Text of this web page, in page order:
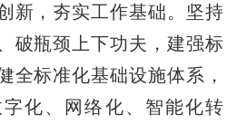
，夯实工作基础。坚持
破瓶颈上下功夫，建强标
全标准化基础设施体系，
化、网络化、智能化转